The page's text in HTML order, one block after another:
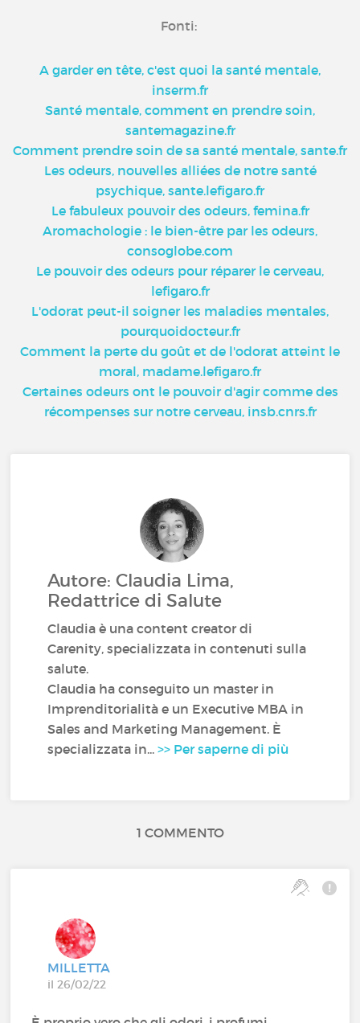
Fonti:
A garder en tête, c'est quoi la santé mentale,
inserm.fr
Santé mentale, comment en prendre soin,
santemagazine.fr
Comment prendre soin de sa santé mentale, sante.fr
Les odeurs, nouvelles alliées de notre santé
psychique, sante.lefigaro.fr
Le fabuleux pouvoir des odeurs, femina.fr
Aromachologie : le bien-être par les odeurs,
consoglobe.com
Le pouvoir des odeurs pour réparer le cerveau,
lefigaro.fr
L'odorat peut-il soigner les maladies mentales,
pourquoidocteur.fr
Comment la perte du goût et de l'odorat atteint le
moral, madame.lefigaro.fr
Certaines odeurs ont le pouvoir d'agir comme des
récompenses sur notre cerveau, insb.cnrs.fr
Autore: Claudia Lima,
Redattrice di Salute
Claudia è una content creator di
Carenity, specializzata in contenuti sulla
salute.
Claudia ha conseguito un master in
Imprenditorialità e un Executive MBA in
Sales and Marketing Management. È
specializzata in...>> Per saperne di più
1 COMMENTO
MILLETTA
il 26/02/22